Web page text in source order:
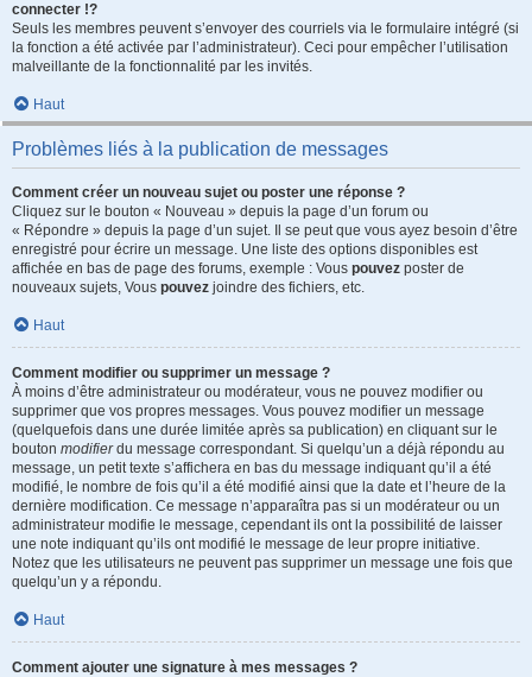
connecter !?
Seuls les membres peuvent s’envoyer des courriels via le formulaire intégré (si
la fonction a été activée par l’administrateur). Ceci pour empêcher l’utilisation
malveillante de la fonctionnalité par les invités.
Haut
Problèmes liés à la publication de messages
Comment créer un nouveau sujet ou poster une réponse ?
Cliquez sur le bouton « Nouveau » depuis la page d’un forum ou
« Répondre » depuis la page d’un sujet. Il se peut que vous ayez besoin d’être
enregistré pour écrire un message. Une liste des options disponibles est
affichée en bas de page des forums, exemple : Vous pouvez poster de
nouveaux sujets, Vous pouvez joindre des fichiers, etc.
Haut
Comment modifier ou supprimer un message ?
À moins d’être administrateur ou modérateur, vous ne pouvez modifier ou
supprimer que vos propres messages. Vous pouvez modifier un message
(quelquefois dans une durée limitée après sa publication) en cliquant sur le
bouton modifierdu message correspondant. Si quelqu’un a déjà répondu au
message, un petit texte s’affichera en bas du message indiquant qu’il a été
modifié, le nombre de fois qu’il a été modifié ainsi que la date et l’heure de la
dernière modification. Ce message n’apparaîtra pas si un modérateur ou un
administrateur modifie le message, cependant ils ont la possibilité de laisser
une note indiquant qu’ils ont modifié le message de leur propre initiative.
Notez que les utilisateurs ne peuvent pas supprimer un message une fois que
quelqu’un y a répondu.
Haut
Comment ajouter une signature à mes messages ?